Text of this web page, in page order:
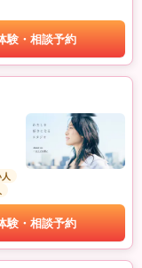
験・相談予約
験・相談予約